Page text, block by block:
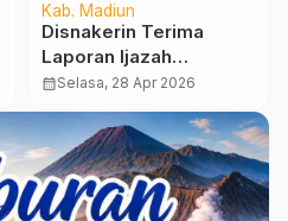
Kab. Madiun
Disnakerin Terima
Laporan Ijazah
Karyawan CV SJA
Diklaim Sudah
Dikembalikan
calendar_monthSelasa, 28 Apr 2026